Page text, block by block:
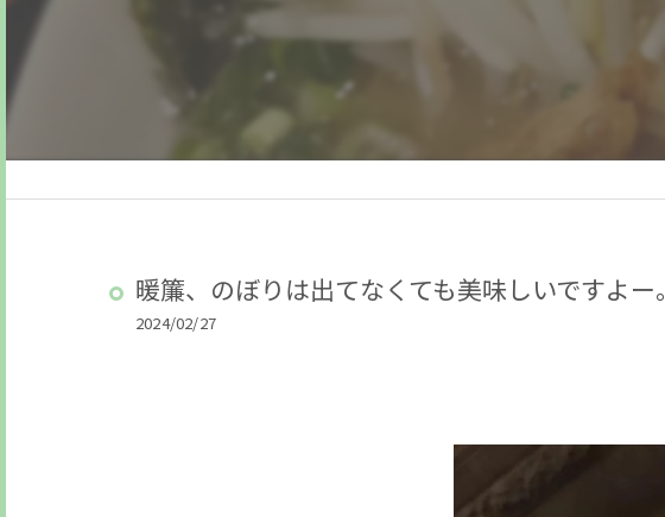
暖簾、のぼりは出てなくても美味しいですよー。
2024/02/27